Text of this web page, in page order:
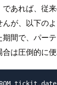
であれば、従
が、以下の
期間で、パー
は圧倒的に便